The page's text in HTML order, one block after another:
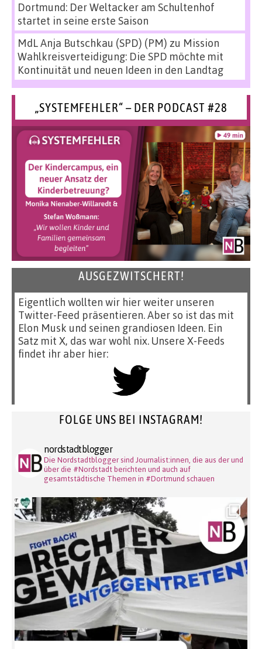
Dortmund: Der Weltacker am Schultenhof
startet in seine erste Saison
MdL Anja Butschkau (SPD) (PM) zu Mission
Wahlkreisverteidigung: Die SPD möchte mit
Kontinuität und neuen Ideen in den Landtag
„SYSTEMFEHLER“ – DER PODCAST #28
AUSGEZWITSCHERT!
Eigentlich wollten wir hier weiter unseren
Twitter-Feed präsentieren. Aber so ist das mit
Elon Musk und seinen grandiosen Ideen. Ein
Satz mit X, das war wohl nix. Unsere X-Feeds
findet ihr aber hier:
FOLGE UNS BEI INSTAGRAM!
nordstadtblogger
Die Nordstadtblogger sind Journalist:innen, die aus der und
über die #Nordstadt berichten und auch auf
gesamtstädtische Themen in #Dortmund schauen